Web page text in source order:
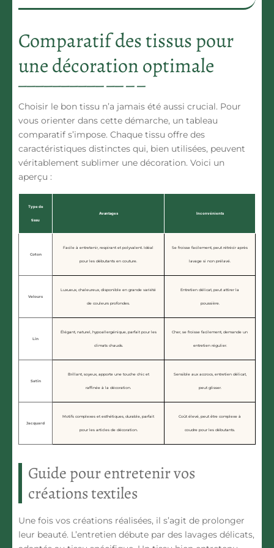
Comparatif des tissus pour
une décoration optimale
Choisir le bon tissu n’a jamais été aussi crucial. Pour
vous orienter dans cette démarche, un tableau
comparatif s’impose. Chaque tissu offre des
caractéristiques distinctes qui, bien utilisées, peuvent
véritablement sublimer une décoration. Voici un
aperçu :
Type de
tissu
Avantages Inconvénients
Coton
Facile à entretenir, respirant et polyvalent. Idéal
pour les débutants en couture.
Se froisse facilement, peut rétrécir après
lavage si non prélavé.
Velours
Luxueux, chaleureux, disponible en grande variété
de couleurs profondes.
Entretien délicat, peut attirer la
poussière.
Lin
Élégant, naturel, hypoallergénique, parfait pour les
climats chauds.
Cher, se froisse facilement, demande un
entretien régulier.
Satin
Brillant, soyeux, apporte une touche chic et
raffinée à la décoration.
Sensible aux accrocs, entretien délicat,
peut glisser.
Jacquard
Motifs complexes et esthétiques, durable, parfait
pour les articles de décoration.
Coût élevé, peut être complexe à
coudre pour les débutants.
Guide pour entretenir vos
créations textiles
Une fois vos créations réalisées, il s’agit de prolonger
leur beauté. L’entretien débute par des lavages délicats,